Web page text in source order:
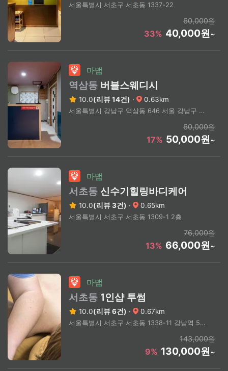
서울특별시 서초구 서초동 1337-22
60,000원
33% 40,000원~
마맵
역삼동 버블스웨디시
10.0(리뷰 14건) · 0.63km
서울특별시 강남구 역삼동 646 서울 강남구 역삼동 (상세주소문의)
60,000원
17% 50,000원~
마맵
서초동 신수기힐링바디케어
10.0(리뷰 3건) · 0.65km
서울특별시 서초구 서초동 1309-1 2층
76,000원
13% 66,000원~
마맵
서초동 1인샵 투썸
10.0(리뷰 6건) · 0.67km
서울특별시 서초구 서초동 1338-11 강남역 5번 출구 도보 7분
143,000원
9% 130,000원~